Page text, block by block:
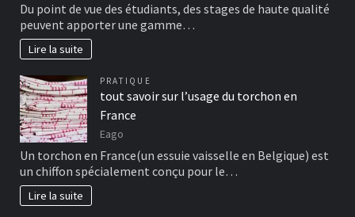
Du point de vue des étudiants, des stages de haute qualité
peuvent apporter une gamme…
Lire la suite
PRATIQUE
tout savoir sur l’usage du torchon en
France
Eago
Un torchon en France(un essuie vaisselle en Belgique) est
un chiffon spécialement conçu pour le…
Lire la suite